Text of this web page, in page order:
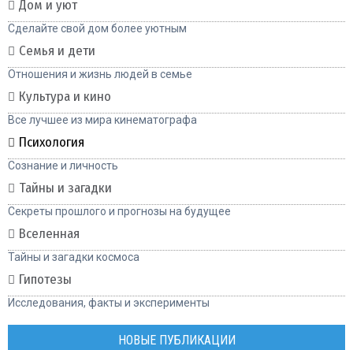
Дом и уют
Сделайте свой дом более уютным
Семья и дети
Отношения и жизнь людей в семье
Культура и кино
Все лучшее из мира кинематографа
Психология
Сознание и личность
Тайны и загадки
Секреты прошлого и прогнозы на будущее
Вселенная
Тайны и загадки космоса
Гипотезы
Исследования, факты и эксперименты
НОВЫЕ ПУБЛИКАЦИИ